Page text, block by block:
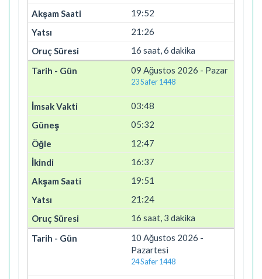
19:52
21:26
16 saat, 6 dakika
09 Ağustos 2026 - Pazar
23 Safer 1448
03:48
05:32
12:47
16:37
19:51
21:24
16 saat, 3 dakika
10 Ağustos 2026 -
Pazartesi
24 Safer 1448